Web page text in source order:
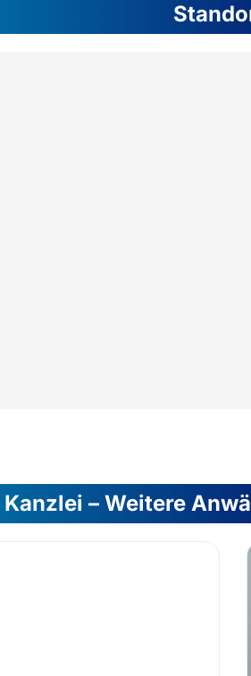
Kanzlei – Weitere